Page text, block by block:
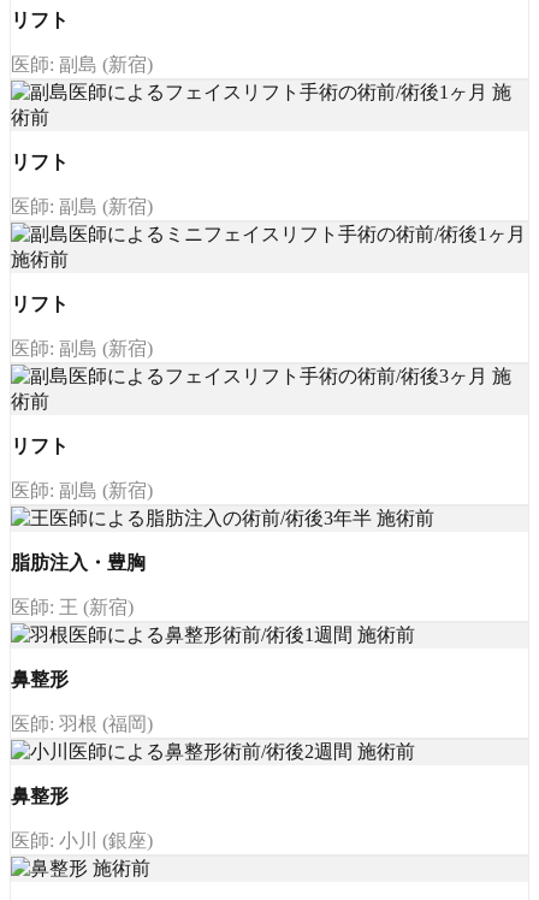
リフト
医師: 副島 (新宿)
リフト
医師: 副島 (新宿)
リフト
医師: 副島 (新宿)
リフト
医師: 副島 (新宿)
脂肪注入・豊胸
医師: 王 (新宿)
鼻整形
医師: 羽根 (福岡)
鼻整形
医師: 小川 (銀座)